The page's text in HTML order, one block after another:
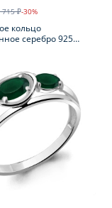
715 ₽-30%
кольцо
серебро 925